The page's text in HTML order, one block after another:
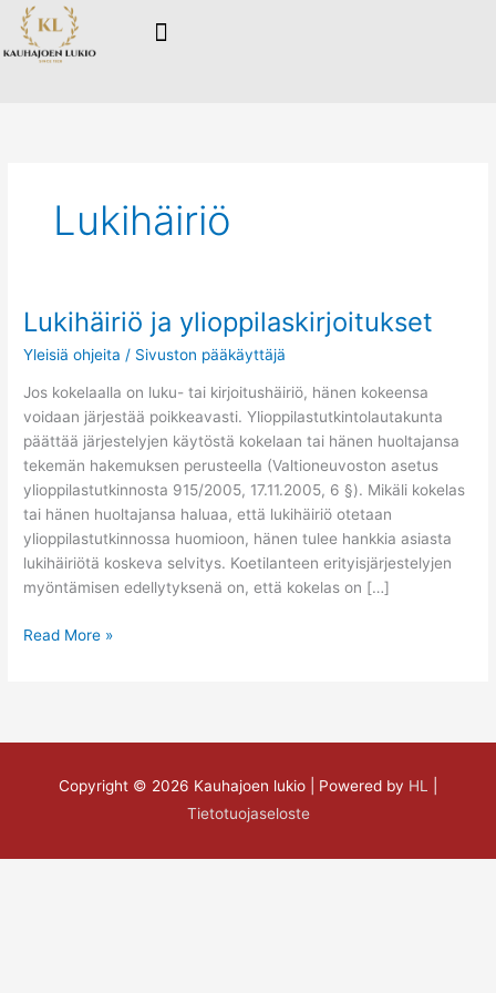
Siirry
sisältöön
Lukihäiriö
Lukihäiriö ja ylioppilaskirjoitukset
Yleisiä ohjeita / Sivuston pääkäyttäjä
Jos kokelaalla on luku- tai kirjoitushäiriö, hänen kokeensa
voidaan järjestää poikkeavasti. Ylioppilastutkintolautakunta
päättää järjestelyjen käytöstä kokelaan tai hänen huoltajansa
tekemän hakemuksen perusteella (Valtioneuvoston asetus
ylioppilastutkinnosta 915/2005, 17.11.2005, 6 §). Mikäli kokelas
tai hänen huoltajansa haluaa, että lukihäiriö otetaan
ylioppilastutkinnossa huomioon, hänen tulee hankkia asiasta
lukihäiriötä koskeva selvitys. Koetilanteen erityisjärjestelyjen
myöntämisen edellytyksenä on, että kokelas on […]
Lukihäiriö
ylioppilaskirjoitukset
Read More »
Copyright © 2026 Kauhajoen lukio | Powered by HL
Tietotuojaseloste